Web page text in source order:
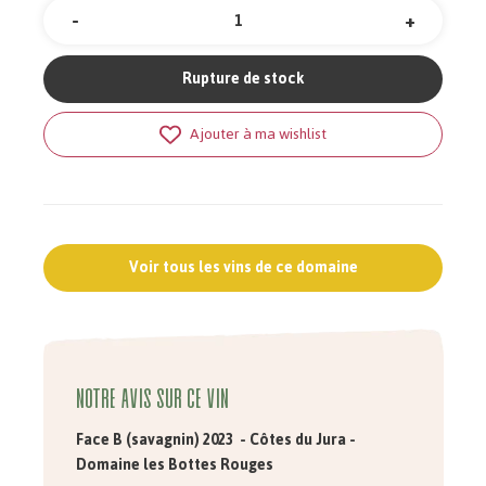
Quantité +
-
Rupture de stock
Ajouter à ma wishlist
Voir tous les vins de ce domaine
Notre avis sur ce vin
Face B (savagnin)2023 -Côtes du Jura -
Domaine les Bottes Rouges